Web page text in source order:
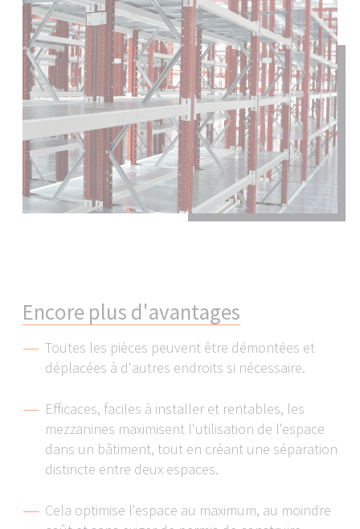
Encore plus d'avantages
Toutes les pièces peuvent être démontées et
déplacées à d'autres endroits si nécessaire.
Efficaces, faciles à installer et rentables, les
mezzanines maximisent l'utilisation de l'espace
dans un bâtiment, tout en créant une séparation
distincte entre deux espaces.
Cela optimise l'espace au maximum, au moindre